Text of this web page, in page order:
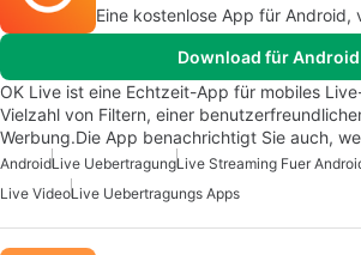
Eine kostenlose App für Android,
Download für Android
OK Live ist eine Echtzeit-App für mobiles
Vielzahl von Filtern, einer
Werbung.Die App benachrichtigt Sie auch,
AndroidLive UebertragungLive Streaming Fuer
Live VideoLive Uebertragungs Apps